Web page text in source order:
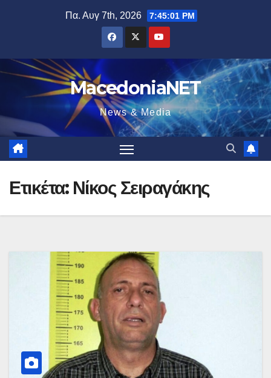
Πα. Αυγ 7th, 2026 7:45:02 PM
MacedoniaNET
News & Media
Ετικέτα: Νίκος Σειραγάκης